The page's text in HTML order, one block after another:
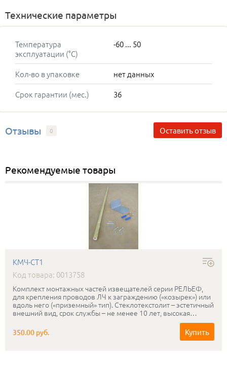
Технические параметры
Температура
эксплуатации (°C)
-60 ... 50
Кол-во в упаковке
нет данных
Срок гарантии (мес.)
36
Отзывы 0 Оставить отзыв
Рекомендуемые товары
КМЧ-СТ1
Код товара: 0013758
Комплект монтажных частей извещателей серии РЕЛЬЕФ,
для крепления проводов ЛЧ к заграждению («козырек») или
вдоль него («приземный» тип). Стеклотекстолит – эстетичный
внешний вид, срок службы – не менее 10 лет, высокая
350.00 руб. Купить